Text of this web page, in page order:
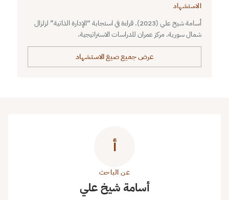
الاستشهاد
أسامة شيخ علي (2023). قراءة في استجابة “الإدارة الذاتية” لزلزال
شمال سورية. مركز عمران للدراسات الاستراتيجية.
عرض جميع صيغ الاستشهاد
أ
عن الباحث
أسامة شيخ علي